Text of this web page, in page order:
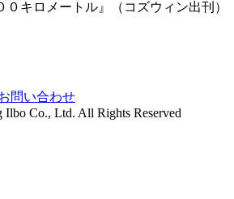
０キロメートル』（コズウィン出刊）
問い合わせ
Co., Ltd. All Rights Reserved